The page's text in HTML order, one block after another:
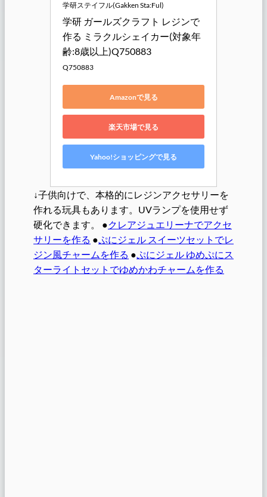
学研ステイフル(Gakken Sta:Ful)
学研 ガールズクラフト レジンで
作る ミラクルシェイカー(対象年
齢:8歳以上)Q750883
Q750883
Amazonで見る
楽天市場で見る
Yahoo!ショッピングで見る
↓子供向けで、本格的にレジンアクセサリーを
作れる玩具もあります。UVランプを使用せず
硬化できます。 ●クレアジュエリーナでアクセ
サリーを作る ●ぷにジェル スイーツセットでレ
ジン風チャームを作る ●ぷにジェル ゆめぷにス
ターライトセットでゆめかわチャームを作る